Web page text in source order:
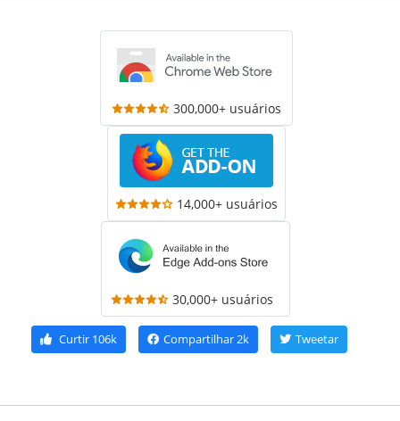
300,000+ usuários
14,000+ usuários
30,000+ usuários
Curtir 106k Compartilhar2k Tweetar